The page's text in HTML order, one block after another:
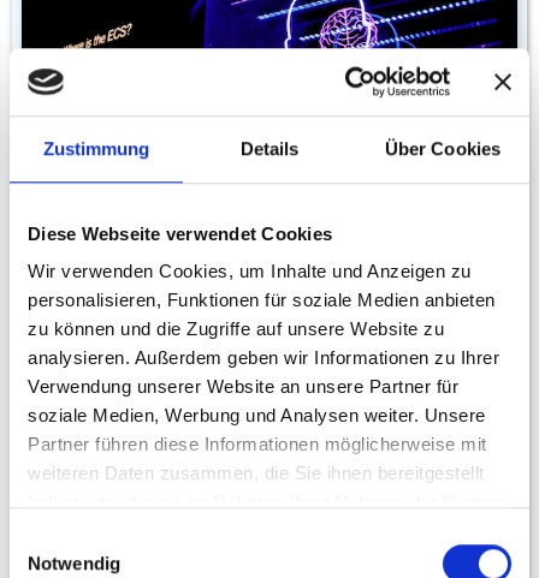
Zustimmung Details Über Cookies
Diese Webseite verwendet Cookies
Wir verwenden Cookies, um Inhalte und Anzeigen zu
personalisieren, Funktionen für soziale Medien anbieten
zu können und die Zugriffe auf unsere Website zu
analysieren. Außerdem geben wir Informationen zu Ihrer
Verwendung unserer Website an unsere Partner für
soziale Medien, Werbung und Analysen weiter. Unsere
Partner führen diese Informationen möglicherweise mit
weiteren Daten zusammen, die Sie ihnen bereitgestellt
Notwendig
August 8, 2023
Jahr 2023
Recruiting